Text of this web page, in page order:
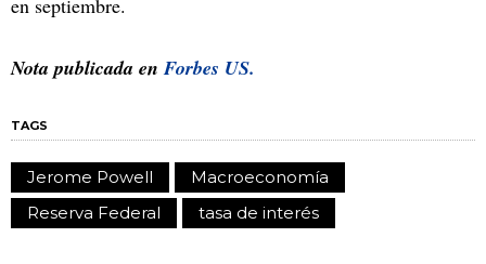
en septiembre.
Nota publicada enForbes US.
TAGS
Jerome Powell
Macroeconomía
Reserva Federal
tasa de interés